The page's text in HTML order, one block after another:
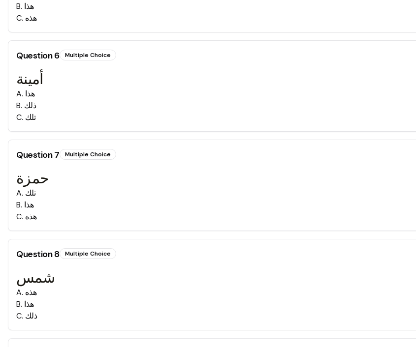
B. هذا
C. هذه
Question6 Multiple Choice
أمينة
A. هذا
B. ذلك
C. تلك
Question7 Multiple Choice
حمزة
A. تلك
B. هذا
C. هذه
Question8 Multiple Choice
شمس
A. هذه
B. هذا
C. ذلك